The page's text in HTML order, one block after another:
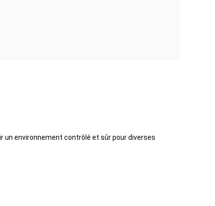
un environnement contrôlé et sûr pour diverses